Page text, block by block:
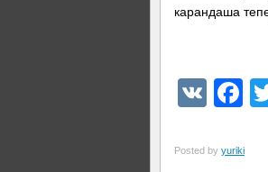
карандаша
VK
Posted by yuriki